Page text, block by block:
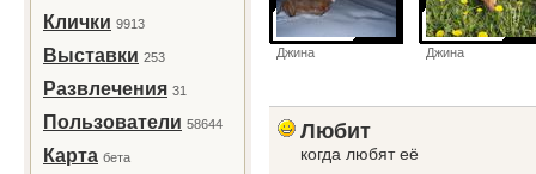
Клички 9913
Выставки 253
Развлечения 31
Пользователи 58644
Карта бета
Джина Джина
Любит
когда любят её